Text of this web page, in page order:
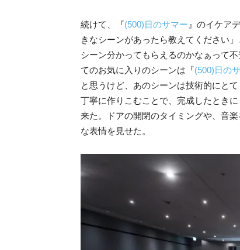
続けて、『(500)日のサマー 』のイケア
きなシーンがあったら教えてください
シーン分かってもらえるのかなぁって
てのお気に入りのシーンは『(500)日の
と思うけど、あのシーンは技術的にと
丁寧に作りこむことで、完成したとき
来た。ドアの開閉のタイミングや、音
な表情を見せた。